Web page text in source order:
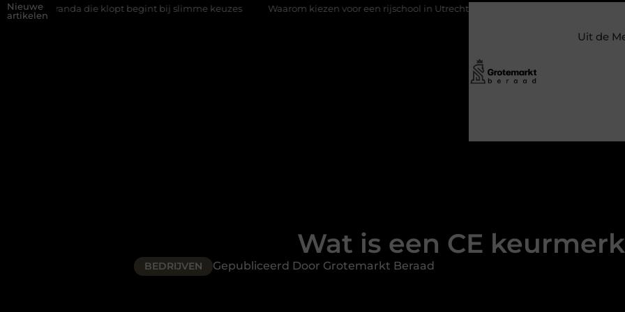
Nieuwe
artikelen
die klopt begint bij slimme keuzes Waarom kiezen voor een rijschool in Utrecht? Duurzaamheid verweven in de
Uit de
Wat is een CE
BEDRIJVEN Gepubliceerd Door Grotemarkt Beraad